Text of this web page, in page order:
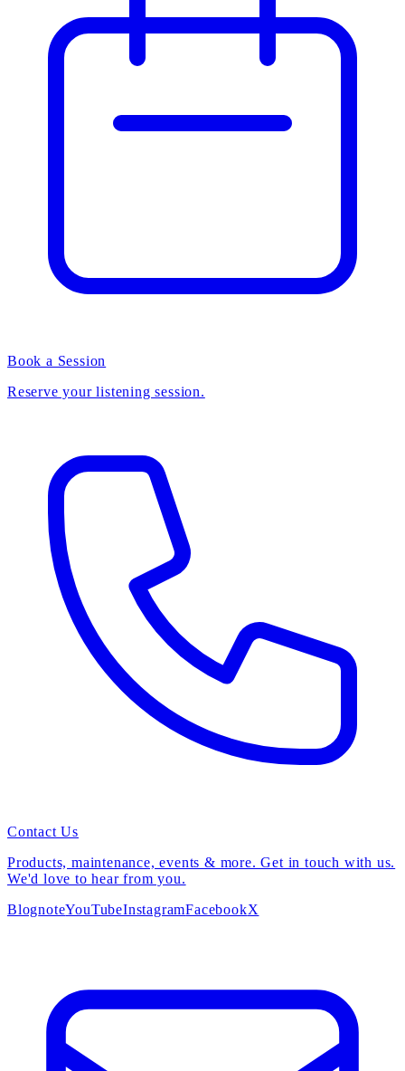
Book a Session
Reserve your listening session.
Contact Us
Products, maintenance, events & more. Get in touch with us.
We'd love to hear from you.
BlognoteYouTubeInstagramFacebookX